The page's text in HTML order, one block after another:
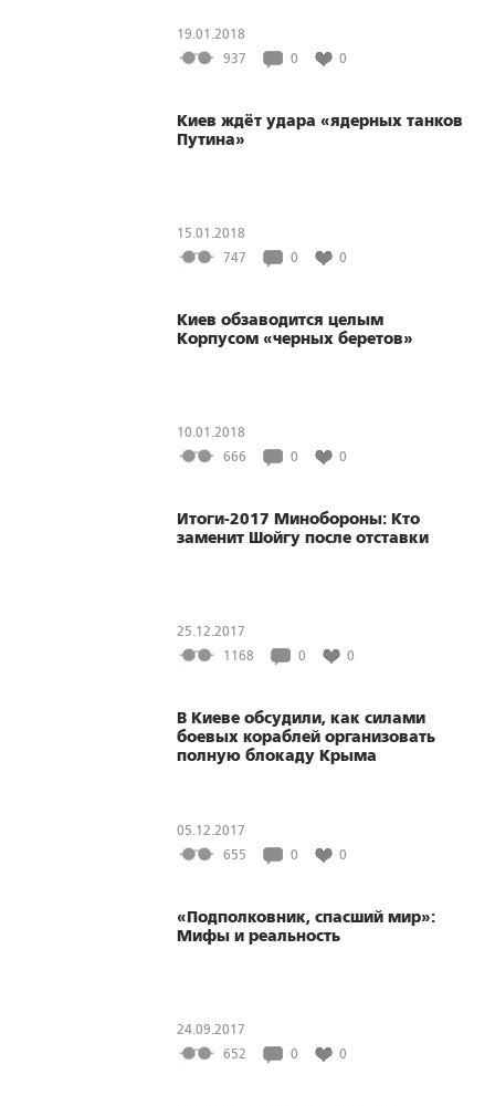
19.01.2018
937
0 0
Киев ждёт удара «ядерных танков
Путина»
15.01.2018
747
0 0
Киев обзаводится целым
Корпусом «черных беретов»
10.01.2018
666
0 0
Итоги-2017 Минобороны: Кто
заменит Шойгу после отставки
25.12.2017
1168
0 0
В Киеве обсудили, как силами
боевых кораблей организовать
полную блокаду Крыма
05.12.2017
655
0 0
«Подполковник, спасший мир»:
Мифы и реальность
24.09.2017
652
0 0